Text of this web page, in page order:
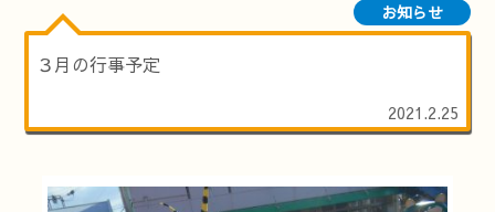
お知らせ
３月の行事予定
2021.2.25